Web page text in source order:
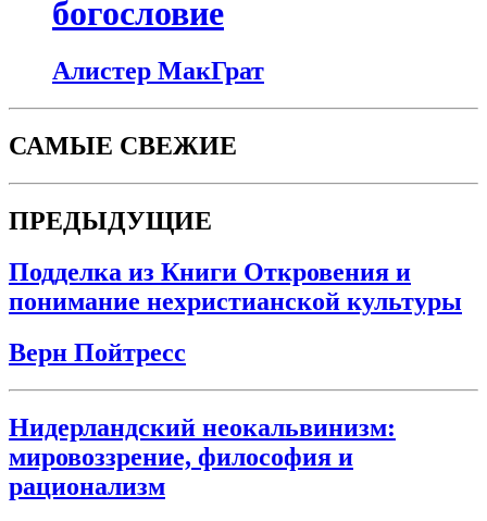
богословие
Алистер МакГрат
САМЫЕ СВЕЖИЕ
ПРЕДЫДУЩИЕ
Подделка из Книги Откровения и
понимание нехристианской культуры
Верн Пойтресс
Нидерландский неокальвинизм:
мировоззрение, философия и
рационализм